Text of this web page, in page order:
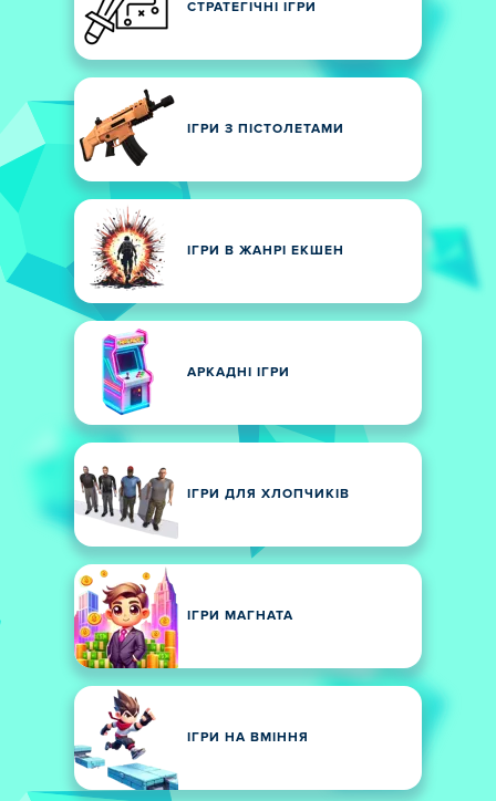
СТРАТЕГІЧНІ ІГРИ
ІГРИ З ПІСТОЛЕТАМИ
ІГРИ В ЖАНРІ ЕКШЕН
АРКАДНІ ІГРИ
ІГРИ ДЛЯ ХЛОПЧИКІВ
ІГРИ МАГНАТА
ІГРИ НА ВМІННЯ